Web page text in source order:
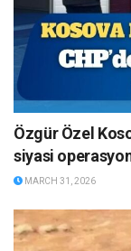
Özgür Özel
siyasi
MARCH 31, 2026